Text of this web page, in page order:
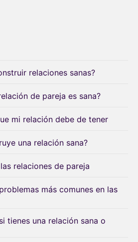
relaciones sanas?
de pareja es sana?
mi relación debe de tener
una relación sana?
relaciones de pareja
más comunes en las
tienes una relación sana o